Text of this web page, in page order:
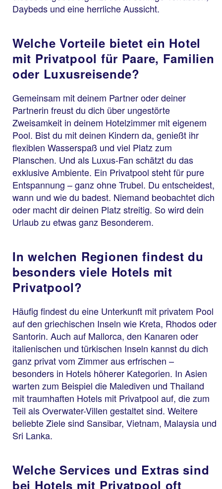
Daybeds und eine herrliche Aussicht.
Welche Vorteile bietet ein Hotel
mit Privatpool für Paare, Familien
oder Luxusreisende?
Gemeinsam mit deinem Partner oder deiner
Partnerin freust du dich über ungestörte
Zweisamkeit in deinem Hotelzimmer mit eigenem
Pool. Bist du mit deinen Kindern da, genießt ihr
flexiblen Wasserspaß und viel Platz zum
Planschen. Und als Luxus-Fan schätzt du das
exklusive Ambiente. Ein Privatpool steht für pure
Entspannung – ganz ohne Trubel. Du entscheidest,
wann und wie du badest. Niemand beobachtet dich
oder macht dir deinen Platz streitig. So wird dein
Urlaub zu etwas ganz Besonderem.
In welchen Regionen findest du
besonders viele Hotels mit
Privatpool?
Häufig findest du eine Unterkunft mit privatem Pool
auf den griechischen Inseln wie Kreta, Rhodos oder
Santorin. Auch auf Mallorca, den Kanaren oder
italienischen und türkischen Inseln kannst du dich
ganz privat vom Zimmer aus erfrischen –
besonders in Hotels höherer Kategorien. In Asien
warten zum Beispiel die Malediven und Thailand
mit traumhaften Hotels mit Privatpool auf, die zum
Teil als Overwater-Villen gestaltet sind. Weitere
beliebte Ziele sind Sansibar, Vietnam, Malaysia und
Sri Lanka.
Welche Services und Extras sind
bei Hotels mit Privatpool oft